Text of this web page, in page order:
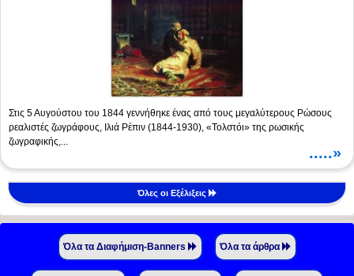
Στις 5 Αυγούστου του 1844 γεννήθηκε ένας από τους μεγαλύτερους Ρώσους
ρεαλιστές ζωγράφους, Ιλιά Ρέπιν (1844-1930), «Τολστόι» της ρωσικής
ζωγραφικής,...
.....»
Όλες οι Εξέλιξεις
Όλα τα Διαφήμιση-Banners Όλα τα άρθρα